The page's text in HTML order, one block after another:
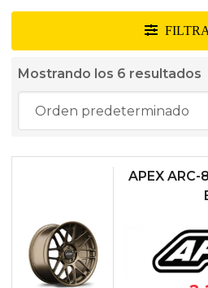
Mostrando los 6 resultados
APEX ARC-